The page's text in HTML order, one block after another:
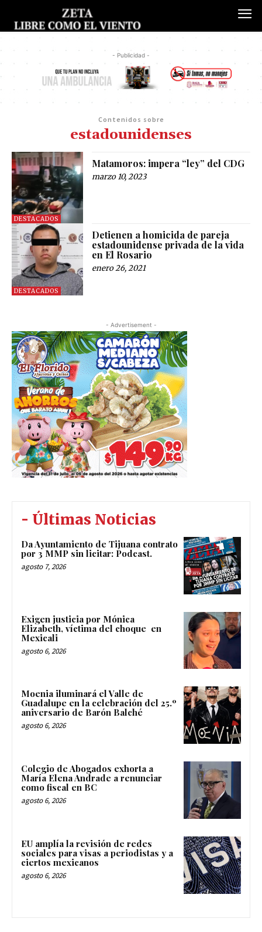
- Publicidad -
Contenidos sobre
estadounidenses
DESTACADOS
Matamoros: impera “ley” del CDG
marzo 10, 2023
DESTACADOS
Detienen a homicida de pareja
estadounidense privada de la vida
en El Rosario
enero 26, 2021
- Advertisement -
- Últimas Noticias
Da Ayuntamiento de Tijuana contrato
por 3 MMP sin licitar: Podcast.
agosto 7, 2026
Exigen justicia por Mónica
Elizabeth, víctima del choque en
Mexicali
agosto 6, 2026
Moenia iluminará el Valle de
Guadalupe en la celebración del 25.º
aniversario de Barón Balché
agosto 6, 2026
Colegio de Abogados exhorta a
María Elena Andrade a renunciar
como fiscal en BC
agosto 6, 2026
EU amplía la revisión de redes
sociales para visas a periodistas y a
ciertos mexicanos
agosto 6, 2026